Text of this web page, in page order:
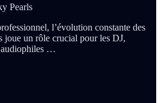
Pearls
l’évolution constante des
joue un rôle crucial pour les DJ,
audiophiles …